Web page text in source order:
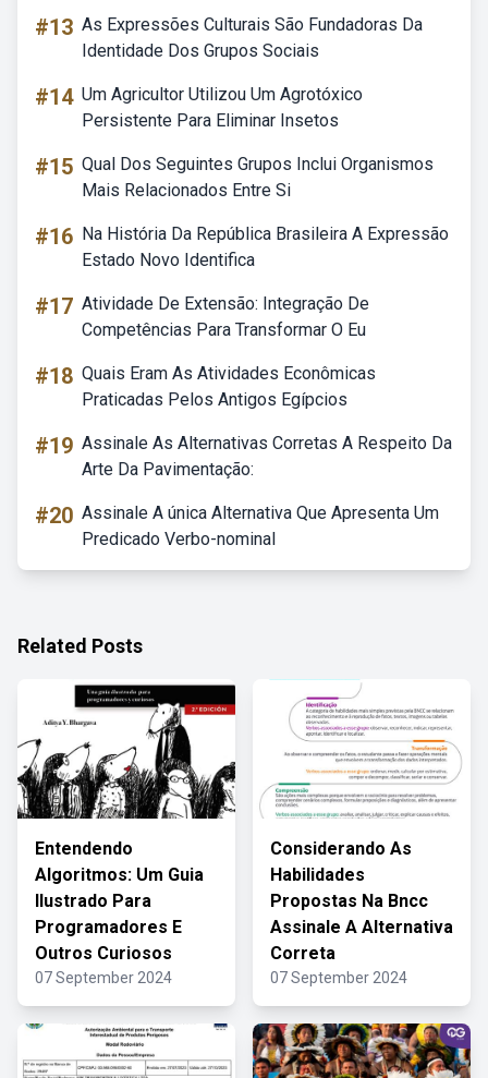
#13 As Expressões Culturais São Fundadoras Da
Identidade Dos Grupos Sociais
#14 Um Agricultor Utilizou Um Agrotóxico
Persistente Para Eliminar Insetos
#15 Qual Dos Seguintes Grupos Inclui Organismos
Mais Relacionados Entre Si
#16 Na História Da República Brasileira A Expressão
Estado Novo Identifica
#17 Atividade De Extensão: Integração De
Competências Para Transformar O Eu
#18 Quais Eram As Atividades Econômicas
Praticadas Pelos Antigos Egípcios
#19 Assinale As Alternativas Corretas A Respeito Da
Arte Da Pavimentação:
#20 Assinale A única Alternativa Que Apresenta Um
Predicado Verbo-nominal
Related Posts
Entendendo
Algoritmos: Um Guia
Ilustrado Para
Programadores E
Outros Curiosos
07 September 2024
Considerando As
Habilidades
Propostas Na Bncc
Assinale A Alternativa
Correta
07 September 2024